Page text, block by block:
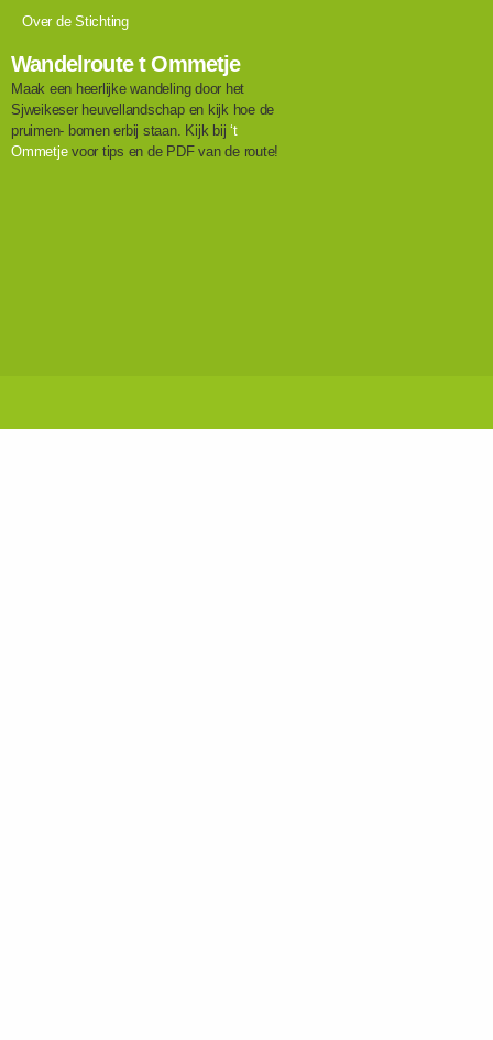
Over de Stichting
Wandelroute t Ommetje
Maak een heerlijke wandeling door het
Sjweikeser heuvellandschap en kijk hoe de
pruimen- bomen erbij staan. Kijk bij‘t
Ommetjevoor tips en de PDF van de route!